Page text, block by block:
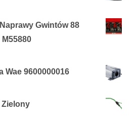
Gwintów 88
Wae 9600000016
Zielony